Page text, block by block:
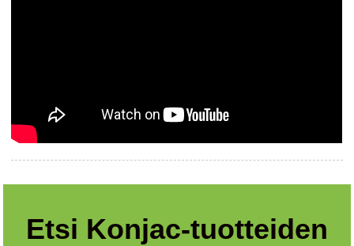
Etsi Konjac-tuotteiden